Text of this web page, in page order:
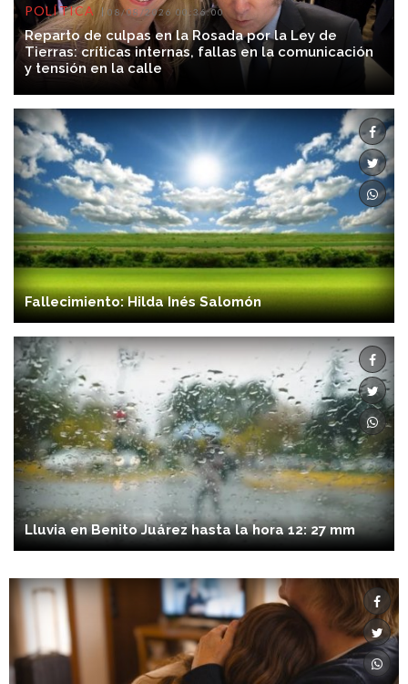
POLÍTICA 08/08/2026 00:36:00
Reparto de culpas en la Rosada por la Ley de
Tierras: críticas internas, fallas en la comunicación
y tensión en la calle
Fallecimiento: Hilda Inés Salomón
Lluvia en Benito Juárez hasta la hora 12: 27 mm